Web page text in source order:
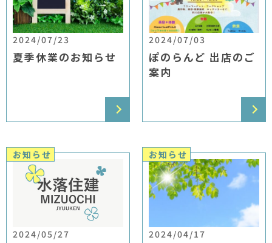
2024/07/23
夏季休業のお知らせ
2024/07/03
ぽのらんど 出店のご
案内
お知らせ
2024/05/27
お知らせ
2024/04/17